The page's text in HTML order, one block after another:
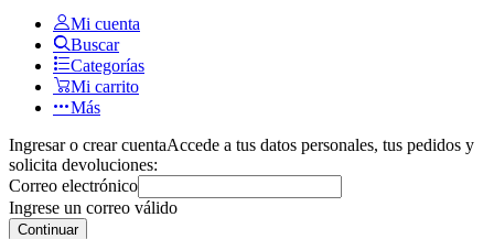
Mi cuenta
Buscar
Categorías
Mi carrito
Más
Ingresar o crear cuentaAccede a tus datos personales, tus pedidos y
solicita devoluciones:
Correo electrónico
Ingrese un correo válido
Continuar